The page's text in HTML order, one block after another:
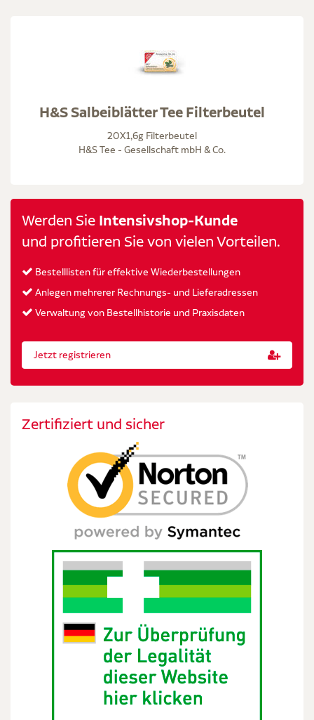
H&S Salbeiblätter Tee Filterbeutel
20X1,6g Filterbeutel
H&S Tee - Gesellschaft mbH & Co.
Werden Sie Intensivshop-Kunde
und profitieren Sie von vielen Vorteilen.
Bestelllisten für effektive Wiederbestellungen
Anlegen mehrerer Rechnungs- und Lieferadressen
Verwaltung von Bestellhistorie und Praxisdaten
Jetzt registrieren
Zertifiziert und sicher